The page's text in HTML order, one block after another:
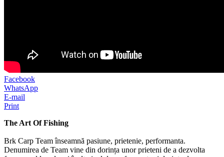
Facebook
WhatsApp
E-mail
Print
The Art Of Fishing
Brk Carp Team înseamnă pasiune, prietenie, performanta.
Denumirea de Team vine din dorința unor prieteni de a dezvolta